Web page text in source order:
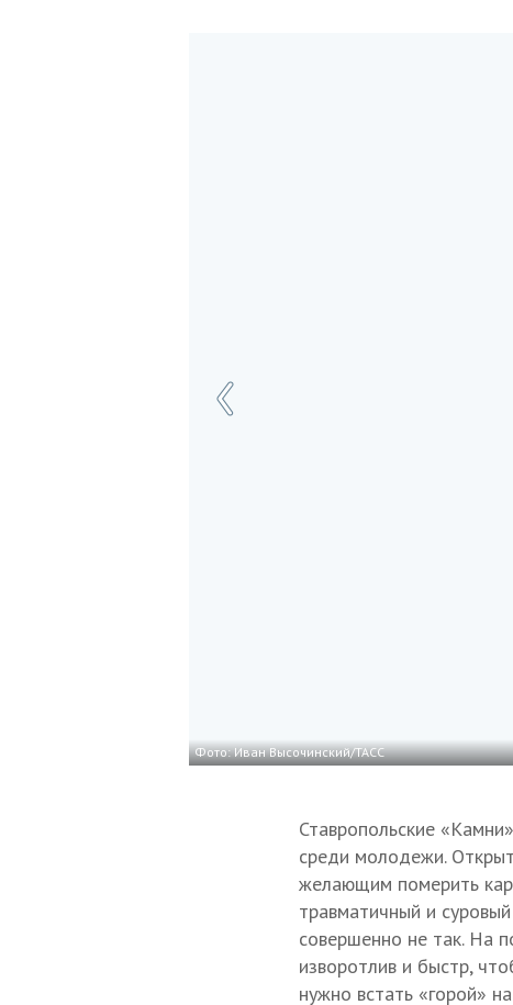
Фото: Иван Высочинский/ТАСС
Ставропольские
среди молодежи.
желающим померить
травматичный и
совершенно не так. На
изворотлив и быстр,
нужно встать «горой»